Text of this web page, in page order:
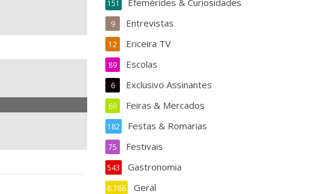
Efemérides & Curiosidades
151
Entrevistas
9
Ericeira TV
12
Escolas
89
Exclusivo Assinantes
6
Feiras & Mercados
69
Festas & Romarias
182
Festivais
75
Gastronomia
543
Geral
6.766